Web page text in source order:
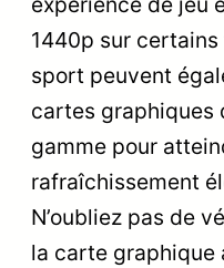
1440p sur
sport peuvent
cartes graphiques
gamme pour
rafraîchissement
N’oubliez pas de
la carte